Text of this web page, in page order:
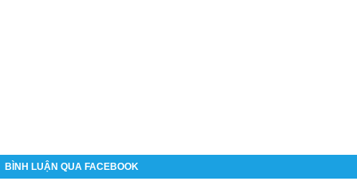
BÌNH LUẬN QUA FACEBOOK